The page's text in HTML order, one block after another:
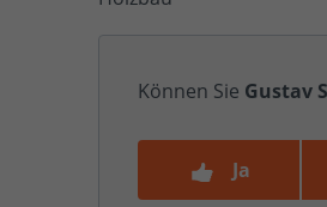
Können Sie Gustav
Ja